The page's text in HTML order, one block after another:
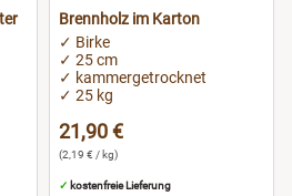
Brennholz im Karton
✓ Birke
✓ 25 cm
✓ kammergetrocknet
✓ 25 kg
21,90 €
(2,19 € / kg)
✓ kostenfreie Lieferung